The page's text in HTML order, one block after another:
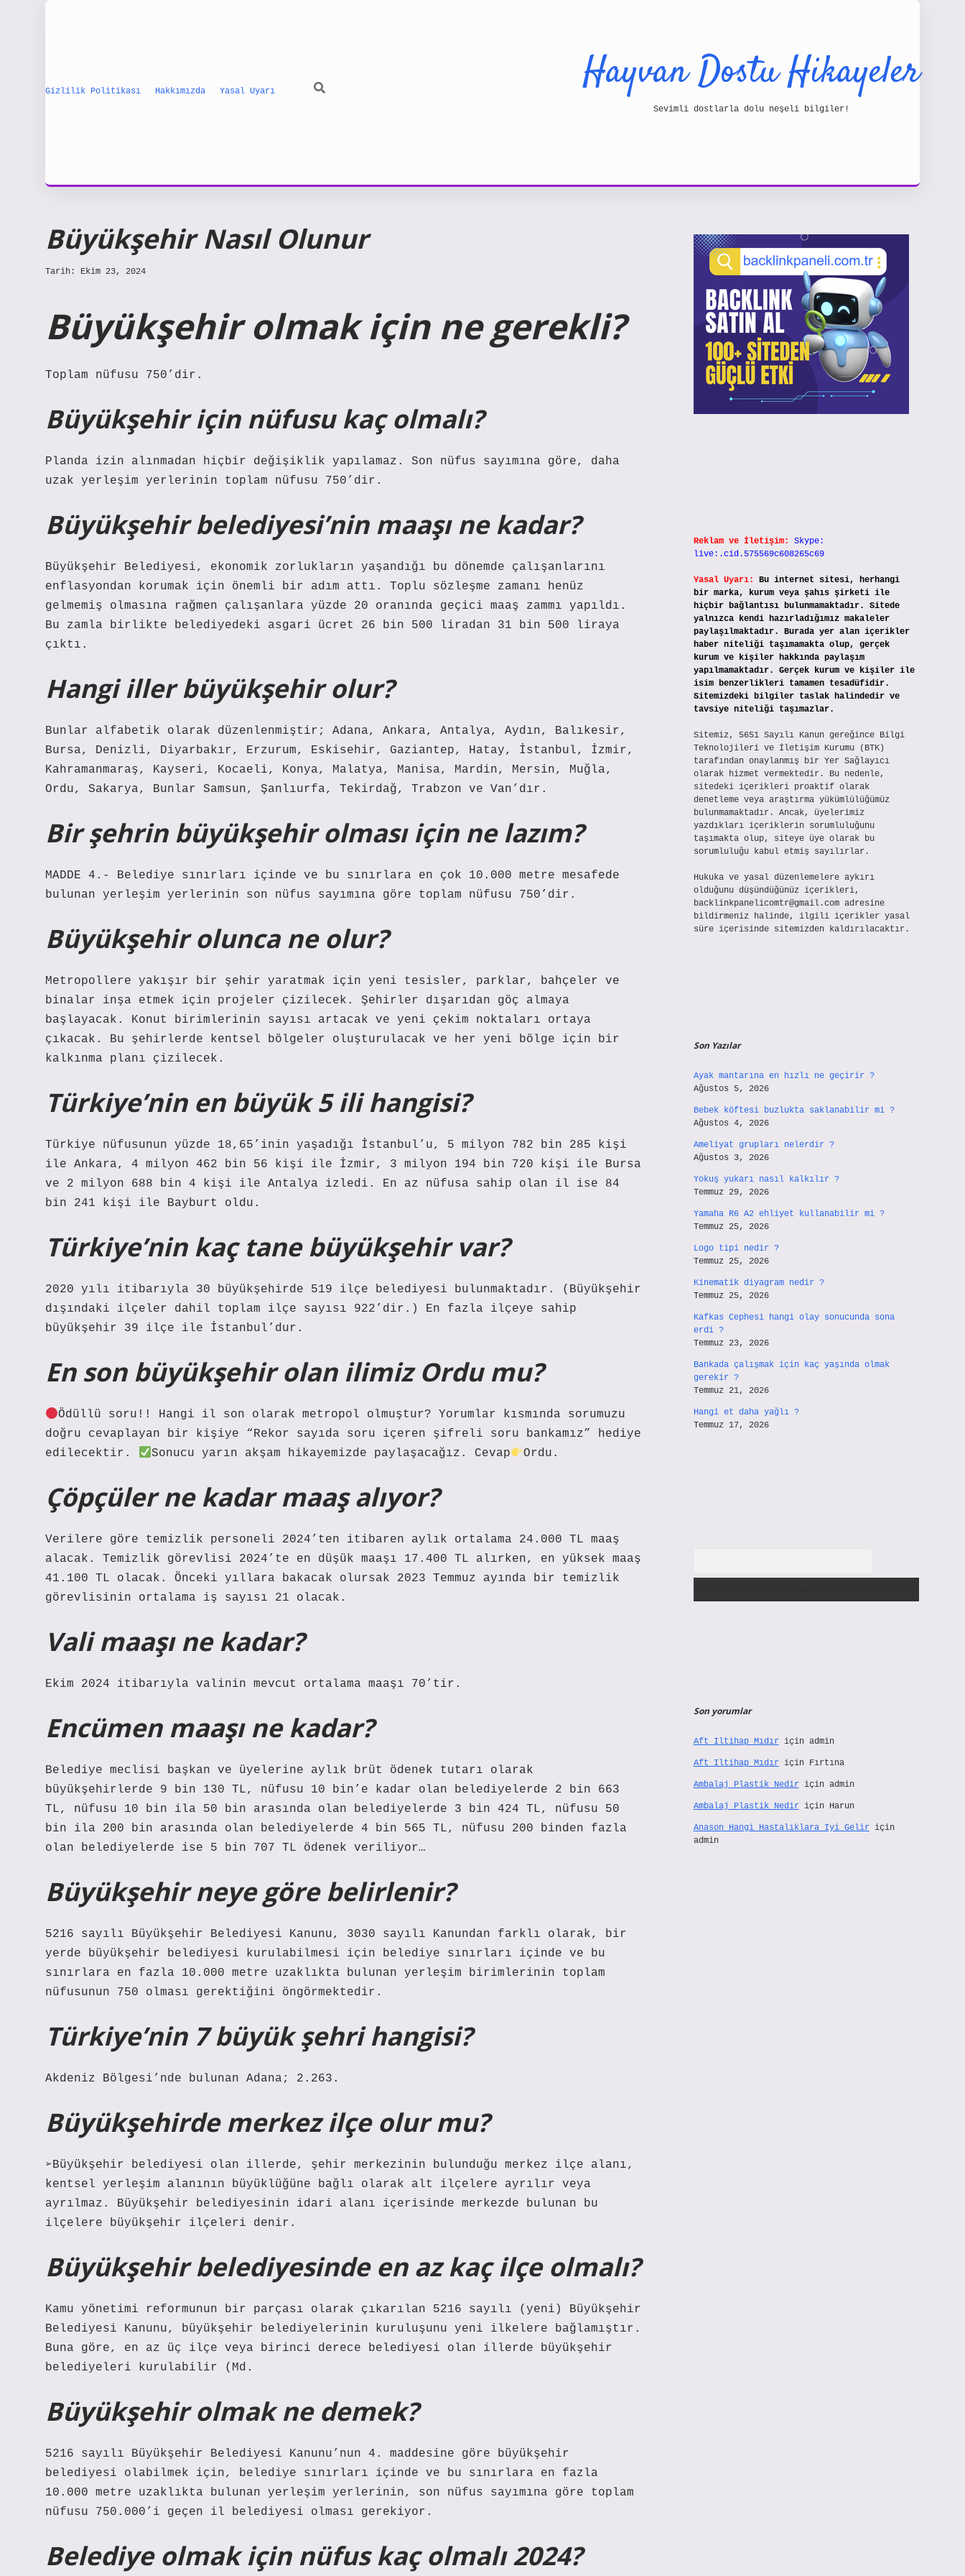
Gizlilik Politikası Hakkımızda Yasal Uyarı Hayvan Dostu Hikayeler
Sevimli dostlarla dolu neşeli bilgiler!
Büyükşehir Nasıl Olunur
Tarih: Ekim 23, 2024
Büyükşehir olmak için ne gerekli?
Toplam nüfusu 750’dir.
Büyükşehir için nüfusu kaç olmalı?
Planda izin alınmadan hiçbir değişiklik yapılamaz. Son nüfus sayımına göre, daha
uzak yerleşim yerlerinin toplam nüfusu 750’dir.
Büyükşehir belediyesi’nin maaşı ne kadar?
Büyükşehir Belediyesi, ekonomik zorlukların yaşandığı bu dönemde çalışanlarını
enflasyondan korumak için önemli bir adım attı. Toplu sözleşme zamanı henüz
gelmemiş olmasına rağmen çalışanlara yüzde 20 oranında geçici maaş zammı yapıldı.
Bu zamla birlikte belediyedeki asgari ücret 26 bin 500 liradan 31 bin 500 liraya
çıktı.
Hangi iller büyükşehir olur?
Bunlar alfabetik olarak düzenlenmiştir; Adana, Ankara, Antalya, Aydın, Balıkesir,
Bursa, Denizli, Diyarbakır, Erzurum, Eskisehir, Gaziantep, Hatay, İstanbul, İzmir,
Kahramanmaraş, Kayseri, Kocaeli, Konya, Malatya, Manisa, Mardin, Mersin, Muğla,
Ordu, Sakarya, Bunlar Samsun, Şanlıurfa, Tekirdağ, Trabzon ve Van’dır.
Bir şehrin büyükşehir olması için ne lazım?
MADDE 4.- Belediye sınırları içinde ve bu sınırlara en çok 10.000 metre mesafede
bulunan yerleşim yerlerinin son nüfus sayımına göre toplam nüfusu 750’dir.
Büyükşehir olunca ne olur?
Metropollere yakışır bir şehir yaratmak için yeni tesisler, parklar, bahçeler ve
binalar inşa etmek için projeler çizilecek. Şehirler dışarıdan göç almaya
başlayacak. Konut birimlerinin sayısı artacak ve yeni çekim noktaları ortaya
çıkacak. Bu şehirlerde kentsel bölgeler oluşturulacak ve her yeni bölge için bir
kalkınma planı çizilecek.
Türkiye’nin en büyük 5 ili hangisi?
Türkiye nüfusunun yüzde 18,65’inin yaşadığı İstanbul’u, 5 milyon 782 bin 285 kişi
ile Ankara, 4 milyon 462 bin 56 kişi ile İzmir, 3 milyon 194 bin 720 kişi ile Bursa
ve 2 milyon 688 bin 4 kişi ile Antalya izledi. En az nüfusa sahip olan il ise 84
bin 241 kişi ile Bayburt oldu.
Türkiye’nin kaç tane büyükşehir var?
2020 yılı itibarıyla 30 büyükşehirde 519 ilçe belediyesi bulunmaktadır. (Büyükşehir
dışındaki ilçeler dahil toplam ilçe sayısı 922’dir.) En fazla ilçeye sahip
büyükşehir 39 ilçe ile İstanbul’dur.
En son büyükşehir olan ilimiz Ordu mu?
Ödüllü soru!!
Hangi il son olarak metropol olmuştur? Yorumlar kısmında sorumuzu
doğru cevaplayan bir kişiye “Rekor sayıda soru içeren şifreli soru bankamız” hediye
edilecektir.
Sonucu yarın akşam hikayemizde paylaşacağız. Cevap Ordu.
Çöpçüler ne kadar maaş alıyor?
Verilere göre temizlik personeli 2024’ten itibaren aylık ortalama 24.000 TL maaş
alacak. Temizlik görevlisi 2024’te en düşük maaşı 17.400 TL alırken, en yüksek maaş
41.100 TL olacak. Önceki yıllara bakacak olursak 2023 Temmuz ayında bir temizlik
görevlisinin ortalama iş sayısı 21 olacak.
Vali maaşı ne kadar?
Ekim 2024 itibarıyla valinin mevcut ortalama maaşı 70’tir.
Encümen maaşı ne kadar?
Belediye meclisi başkan ve üyelerine aylık brüt ödenek tutarı olarak
büyükşehirlerde 9 bin 130 TL, nüfusu 10 bin’e kadar olan belediyelerde 2 bin 663
TL, nüfusu 10 bin ila 50 bin arasında olan belediyelerde 3 bin 424 TL, nüfusu 50
bin ila 200 bin arasında olan belediyelerde 4 bin 565 TL, nüfusu 200 binden fazla
olan belediyelerde ise 5 bin 707 TL ödenek veriliyor…
Büyükşehir neye göre belirlenir?
5216 sayılı Büyükşehir Belediyesi Kanunu, 3030 sayılı Kanundan farklı olarak, bir
yerde büyükşehir belediyesi kurulabilmesi için belediye sınırları içinde ve bu
sınırlara en fazla 10.000 metre uzaklıkta bulunan yerleşim birimlerinin toplam
nüfusunun 750 olması gerektiğini öngörmektedir.
Türkiye’nin 7 büyük şehri hangisi?
Akdeniz Bölgesi’nde bulunan Adana; 2.263.
Büyükşehirde merkez ilçe olur mu?
➢Büyükşehir belediyesi olan illerde, şehir merkezinin bulunduğu merkez ilçe alanı,
kentsel yerleşim alanının büyüklüğüne bağlı olarak alt ilçelere ayrılır veya
ayrılmaz. Büyükşehir belediyesinin idari alanı içerisinde merkezde bulunan bu
ilçelere büyükşehir ilçeleri denir.
Büyükşehir belediyesinde en az kaç ilçe olmalı?
Kamu yönetimi reformunun bir parçası olarak çıkarılan 5216 sayılı (yeni) Büyükşehir
Belediyesi Kanunu, büyükşehir belediyelerinin kuruluşunu yeni ilkelere bağlamıştır.
Buna göre, en az üç ilçe veya birinci derece belediyesi olan illerde büyükşehir
belediyeleri kurulabilir (Md.
Büyükşehir olmak ne demek?
5216 sayılı Büyükşehir Belediyesi Kanunu’nun 4. maddesine göre büyükşehir
belediyesi olabilmek için, belediye sınırları içinde ve bu sınırlara en fazla
10.000 metre uzaklıkta bulunan yerleşim yerlerinin, son nüfus sayımına göre toplam
nüfusu 750.000’i geçen il belediyesi olması gerekiyor.
Belediye olmak için nüfus kaç olmalı 2024?
Reklam ve İletişim:
Skype:
live:.cid.575569c608265c69
Yasal Uyarı:
Bu internet sitesi, herhangi
bir marka, kurum veya şahıs şirketi ile
hiçbir bağlantısı bulunmamaktadır. Sitede
yalnızca kendi hazırladığımız makaleler
paylaşılmaktadır. Burada yer alan içerikler
haber niteliği taşımamakta olup, gerçek
kurum ve kişiler hakkında paylaşım
yapılmamaktadır. Gerçek kurum ve kişiler ile
isim benzerlikleri tamamen tesadüfidir.
Sitemizdeki bilgiler taslak halindedir ve
tavsiye niteliği taşımazlar.
Sitemiz, 5651 Sayılı Kanun gereğince Bilgi
Teknolojileri ve İletişim Kurumu (BTK)
tarafından onaylanmış bir Yer Sağlayıcı
olarak hizmet vermektedir. Bu nedenle,
sitedeki içerikleri proaktif olarak
denetleme veya araştırma yükümlülüğümüz
bulunmamaktadır. Ancak, üyelerimiz
yazdıkları içeriklerin sorumluluğunu
taşımakta olup, siteye üye olarak bu
sorumluluğu kabul etmiş sayılırlar.
Hukuka ve yasal düzenlemelere aykırı
olduğunu düşündüğünüz içerikleri,
backlinkpanelicomtr@gmail.comadresine
bildirmeniz halinde, ilgili içerikler yasal
süre içerisinde sitemizden kaldırılacaktır.
Son Yazılar
Ayak mantarına en hızlı ne geçirir ?
Ağustos 5, 2026
Bebek köftesi buzlukta saklanabilir mi ?
Ağustos 4, 2026
Ameliyat grupları nelerdir ?
Ağustos 3, 2026
Yokuş yukarı nasıl kalkılır ?
Temmuz 29, 2026
Yamaha R6 A2 ehliyet kullanabilir mi ?
Temmuz 25, 2026
Logo tipi nedir ?
Temmuz 25, 2026
Kinematik diyagram nedir ?
Temmuz 25, 2026
Kafkas Cephesi hangi olay sonucunda sona
erdi ?
Temmuz 23, 2026
Bankada çalışmak için kaç yaşında olmak
gerekir ?
Temmuz 21, 2026
Hangi et daha yağlı ?
Temmuz 17, 2026
Son yorumlar
Aft Iltihap Mıdır için admin
Aft Iltihap Mıdır için Fırtına
Ambalaj Plastik Nedir için admin
Ambalaj Plastik Nedir için Harun
Anason Hangi Hastalıklara Iyi Gelir için
admin